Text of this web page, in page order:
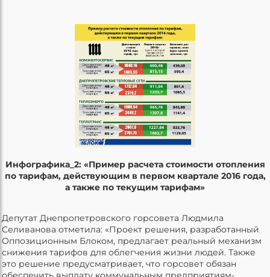
Инфографика_2: «Пример расчета стоимости отопления
по тарифам, действующим в первом квартале 2016 года,
а также по текущим тарифам»
Депутат Днепропетровского горсовета Людмила
Селиванова отметила: «Проект решения, разработанный
Оппозиционным Блоком, предлагает реальный механизм
снижения тарифов для облегчения жизни людей. Также
это решение предусматривает, что горсовет обязан